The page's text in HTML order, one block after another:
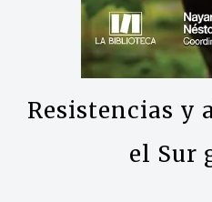
Resistencias y
el Sur